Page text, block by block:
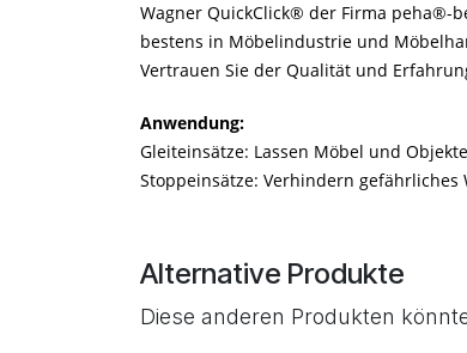
Wagner QuickClick® der Firma peha®-
bestens in Möbelindustrie und
Vertrauen Sie der Qualität und
Anwendung:
Gleiteinsätze: Lassen Möbel und
Stoppeinsätze: Verhindern
Alternative Produkte
Diese anderen Produkten